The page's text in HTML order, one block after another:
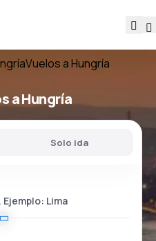
Vuelos a Hungría
a Hungría
Solo ida